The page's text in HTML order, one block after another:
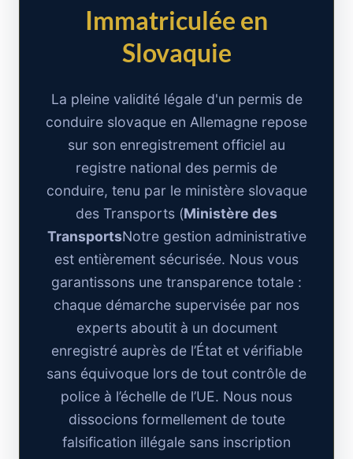
Immatriculée en
Slovaquie
La pleine validité légale d'un permis de
conduire slovaque en Allemagne repose
sur son enregistrement officiel au
registre national des permis de
conduire, tenu par le ministère slovaque
des Transports (Ministère des
TransportsNotre gestion administrative
est entièrement sécurisée. Nous vous
garantissons une transparence totale :
chaque démarche supervisée par nos
experts aboutit à un document
enregistré auprès de l’État et vérifiable
sans équivoque lors de tout contrôle de
police à l’échelle de l’UE. Nous nous
dissocions formellement de toute
falsification illégale sans inscription